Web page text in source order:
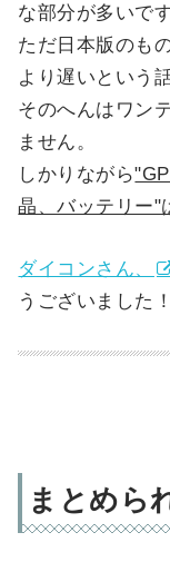
な部分が多いです
ただ日本版のも
より遅いという
そのへんはワン
ません。
しかりながら
晶、バッテリー"
ダイコンさん、
うございました！
まとめら